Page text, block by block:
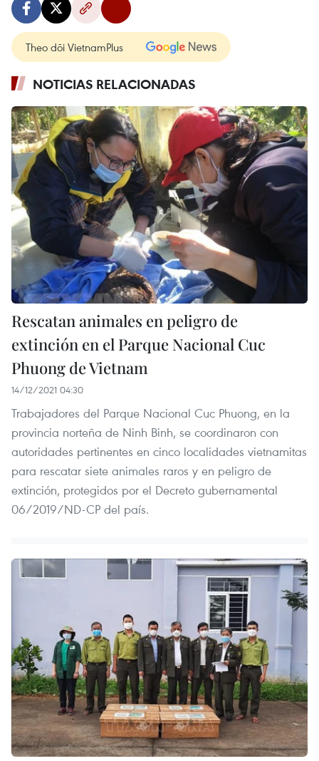
Theo dõi VietnamPlus
NOTICIAS RELACIONADAS
Rescatan animales en peligro de
extinción en el Parque Nacional Cuc
Phuong de Vietnam
14/12/2021 04:30
Trabajadores del Parque Nacional Cuc Phuong, en la
provincia norteña de Ninh Binh, se coordinaron con
autoridades pertinentes en cinco localidades vietnamitas
para rescatar siete animales raros y en peligro de
extinción, protegidos por el Decreto gubernamental
06/2019/ND-CP del país.